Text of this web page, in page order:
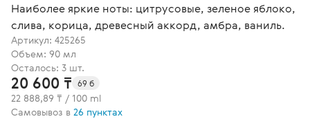
Наиболее яркие ноты: цитрусовые, зеленое яблоко,
слива, корица, древесный аккорд, амбра, ваниль.
Артикул: 425265
Объем: 90 мл
Осталось: 3 шт.
20 600 ₸ 69 б
22 888,89 ₸ / 100 ml
Самовывоз в 26 пунктах